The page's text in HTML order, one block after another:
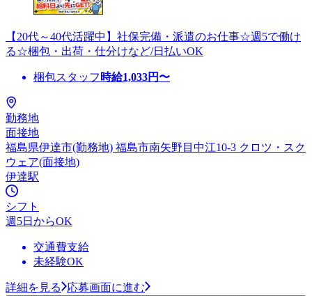
【20代～40代活躍中】社保完備・派遣のお仕事☆週5で働け
る☆梱包・出荷・仕分けなど/日払いOK
梱包スタッフ 時給1,033円〜
勤務地
面接地
福島県伊達市(勤務地) 福島市南矢野目中江10-3 クロツ・スク
ウェア(面接地)
伊達駅
シフト
週5日からOK
交通費支給
未経験OK
詳細を見る 応募画面に進む